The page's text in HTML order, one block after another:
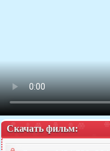
Скачать фильм: